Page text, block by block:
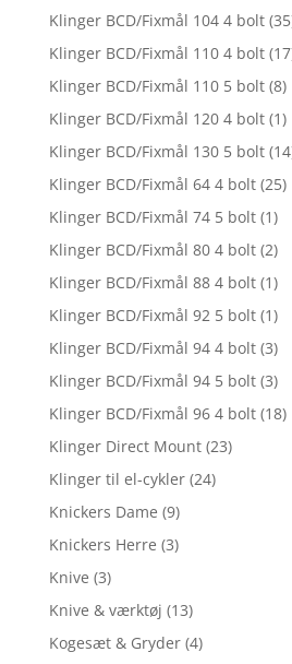
Klinger BCD/Fixmål 104 4 bolt
Klinger BCD/Fixmål 110 4 bolt
Klinger BCD/Fixmål 110 5 bolt (8)
Klinger BCD/Fixmål 120 4 bolt (1)
Klinger BCD/Fixmål 130 5 bolt
Klinger BCD/Fixmål 64 4 bolt (25)
Klinger BCD/Fixmål 74 5 bolt (1)
Klinger BCD/Fixmål 80 4 bolt (2)
Klinger BCD/Fixmål 88 4 bolt (1)
Klinger BCD/Fixmål 92 5 bolt (1)
Klinger BCD/Fixmål 94 4 bolt (3)
Klinger BCD/Fixmål 94 5 bolt (3)
Klinger BCD/Fixmål 96 4 bolt (18)
Klinger Direct Mount (23)
Klinger til el-cykler (24)
Knickers Dame (9)
Knickers Herre (3)
Knive (3)
Knive & værktøj (13)
Kogesæt & Gryder (4)